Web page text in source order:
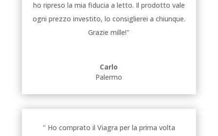
ho ripreso la mia fiducia a letto. Il prodotto vale
ogni prezzo investito, lo consiglierei a chiunque.
Grazie mille!"
Carlo
Palermo
" Ho comprato il Viagra per la prima volta